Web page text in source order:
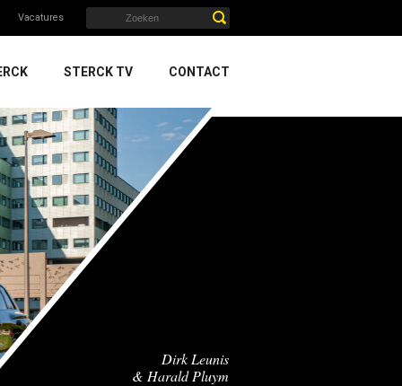
Vacatures
STERCK TV CONTACT
Dirk Leunis
& Harald Pluym